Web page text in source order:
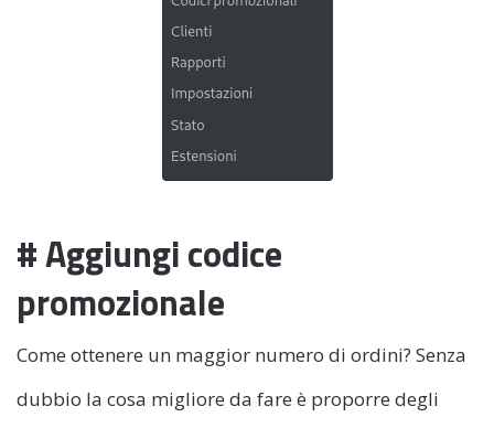
# Aggiungi codice
promozionale
Come ottenere un maggior numero di ordini? Senza
dubbio la cosa migliore da fare è proporre degli